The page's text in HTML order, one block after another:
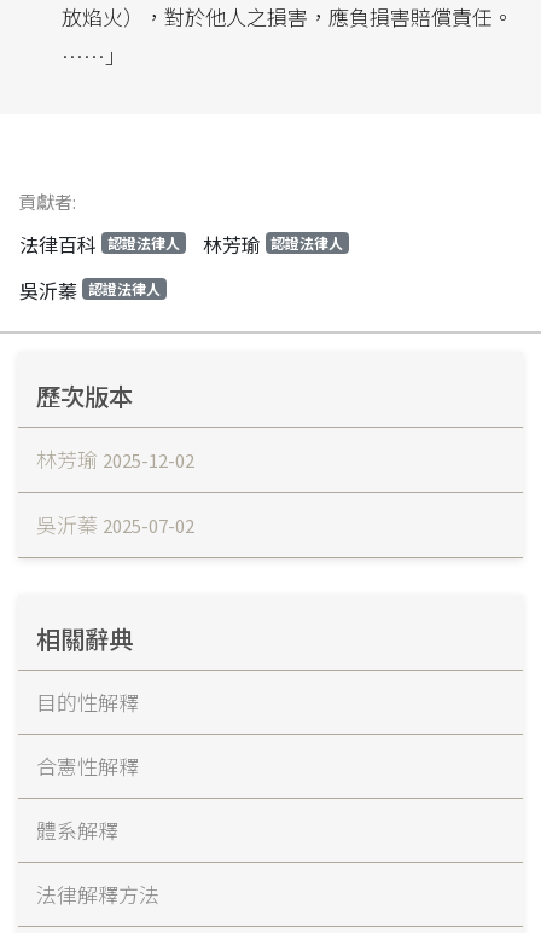
放焰火），對於他人之損害，應負損害賠償責任。
……」
貢獻者:
法律百科 認證法律人 林芳瑜 認證法律人
吳沂蓁 認證法律人
歷次版本
林芳瑜 2025-12-02
吳沂蓁 2025-07-02
相關辭典
目的性解釋
合憲性解釋
體系解釋
法律解釋方法